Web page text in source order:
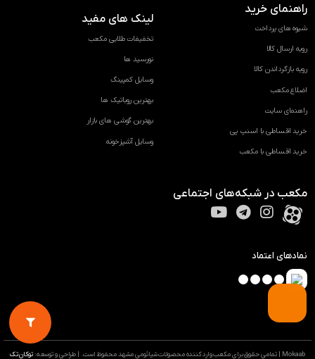
راهنمای خرید
شیوه های پرداخت
رویه ارسال کالا
رویه بازگرداندن کالا
اضلاع مکعب
راهنمای سایت
خرید اقساطی با اسنپ پی
خرید اقساطی با مکعب
لینک های مفید
تخفیفات طلایی مکعب
نورسید ها
وسایل کمپینگ
بهترین روباتیک ها
بهترین گوشی های بازار
وسایل آشپزخونه
مکعب در شبکه‌های اجتماعی
نمادهای اعتماد
Mokaab | تمامی حقوق برای مکعب وارد کننده محصولات شیائومی مشهد محفوظ است. | طراحی و توسعه: توکان تک